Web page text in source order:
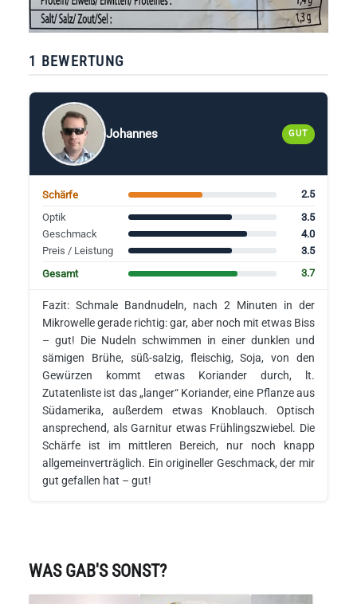
1 BEWERTUNG
Johannes GUT
Schärfe
2.5
Optik
3.5
Geschmack
4.0
Preis / Leistung
3.5
Gesamt
3.7
Fazit: Schmale Bandnudeln, nach 2 Minuten in der
Mikrowelle gerade richtig: gar, aber noch mit etwas Biss
– gut! Die Nudeln schwimmen in einer dunklen und
sämigen Brühe, süß-salzig, fleischig, Soja, von den
Gewürzen kommt etwas Koriander durch, lt.
Zutatenliste ist das „langer“ Koriander, eine Pflanze aus
Südamerika, außerdem etwas Knoblauch. Optisch
ansprechend, als Garnitur etwas Frühlingszwiebel. Die
Schärfe ist im mittleren Bereich, nur noch knapp
allgemeinverträglich. Ein origineller Geschmack, der mir
gut gefallen hat – gut!
WAS GAB'S SONST?